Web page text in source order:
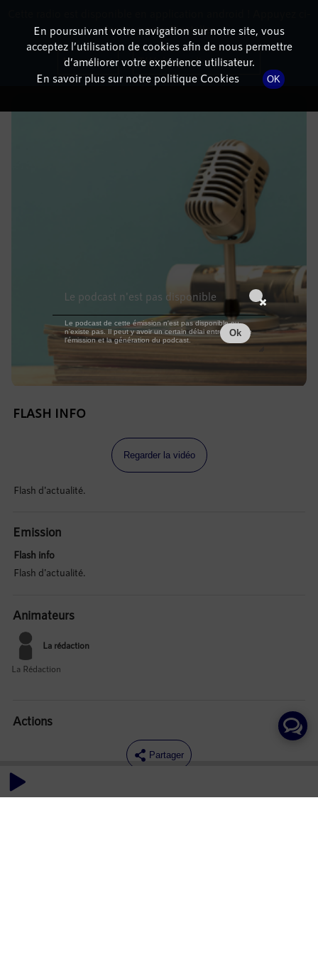
DÉTAILS DE L'ÉPISODE
9 novembre 2022à 16h59, durée : Invalid date
FLASH INFO
Regarder la vidéo
Flash d'actualité.
Emission
Flash info
Flash d'actualité.
Animateurs
La rédaction
La Rédaction
Actions
Partager
Commentaires
En poursuivant votre navigation sur notre site, vous
acceptez l’utilisation de cookies afin de nous permettre
d’améliorer votre expérience utilisateur.
En savoir plus sur notre politique Cookies
OK
dessous pour l'installer.
Non merci Télécharger l'application
Le podcast n'est pas disponible
Le podcast de cette émission n'est pas disponible ou
n'existe pas. Il peut y avoir un certain délai entre la fin de
l'émission et la génération du podcast.
Ok